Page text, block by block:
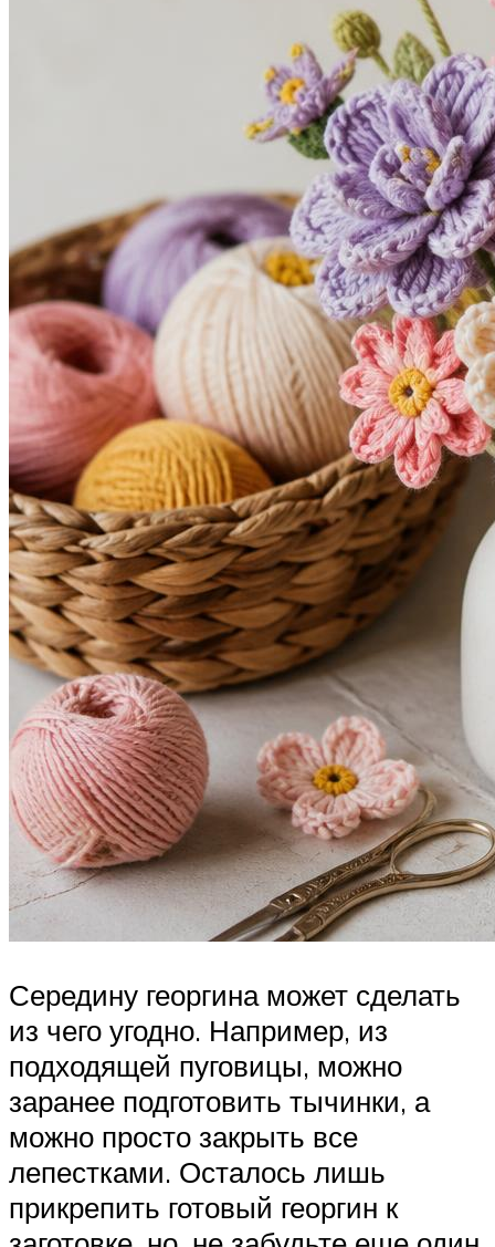
Середину георгина может сделать
из чего угодно. Например, из
подходящей пуговицы, можно
заранее подготовить тычинки, а
можно просто закрыть все
лепестками. Осталось лишь
прикрепить готовый георгин к